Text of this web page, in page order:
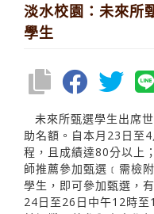
淡水校園：未來所
學生
未來所甄選學生出席
助名額。自本月23日至
程，且成績達80分以上
師推薦參加甄選﹝需檢
學生，即可參加甄選，
24日至26日中午12時至